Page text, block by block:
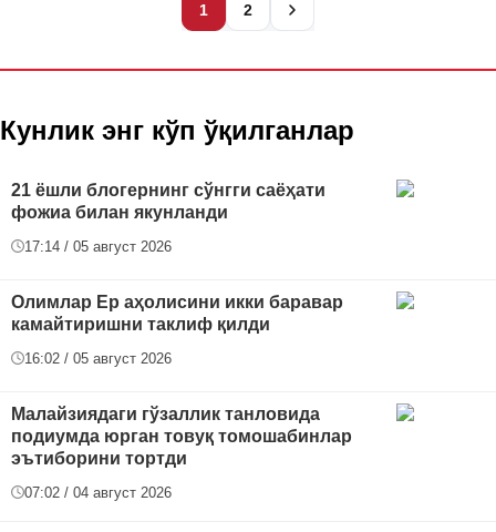
1 2
Кунлик энг кўп ўқилганлар
21 ёшли блогернинг сўнгги саёҳати
фожиа билан якунланди
17:14 / 05 август 2026
Олимлар Ер аҳолисини икки баравар
камайтиришни таклиф қилди
16:02 / 05 август 2026
Малайзиядаги гўзаллик танловида
подиумда юрган товуқ томошабинлар
эътиборини тортди
07:02 / 04 август 2026